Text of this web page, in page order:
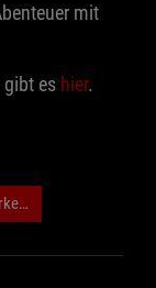
mit
es hier.
Männer (WA:2020)